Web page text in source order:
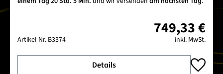
Artikel-Nr. B3374
749,33 €
inkl. MwSt.
Details